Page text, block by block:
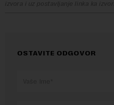
izvora i uz postavljanje linka ka
OSTAVITE ODGOVOR